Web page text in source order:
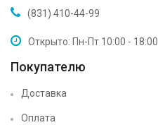
(831) 410-44-99
Открыто: Пн-Пт 10:00 - 18:00
Покупателю
Доставка
Оплата